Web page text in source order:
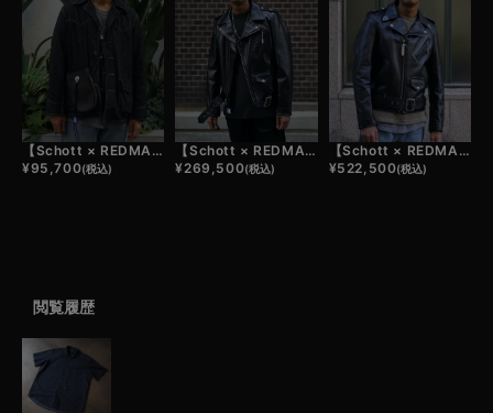
【Schott × REDMAN.】CUSTOM POUCH
¥95,700(税込)
【Schott × REDMAN.】613UST ONESTAR TALL CUSTOM JACKET - BASIC【受注生産品】
¥269,500(税込)
【Schott × REDMAN.】613UST ONESTAR TALL CUSTOM JACKET - TURQUOISE CHIP【受注生産品】
¥522,500(税込)
閲覧履歴